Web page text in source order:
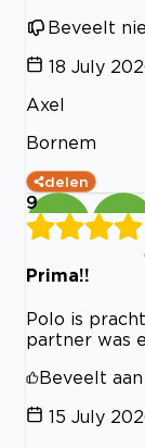
Beveelt
18 July
Axel
Bornem
delen
9
Prima!!
Polo is
partner was
Beveelt aan
15 July